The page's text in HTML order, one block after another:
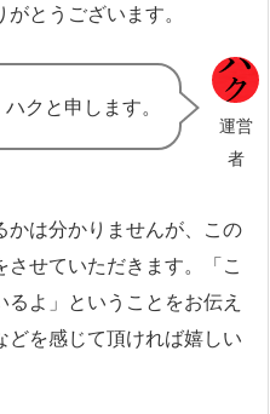
とうございます。
運営
者
クと申します。
かは分かりませんが、この
せていただきます。「こ
よ」ということをお伝え
を感じて頂ければ嬉しい